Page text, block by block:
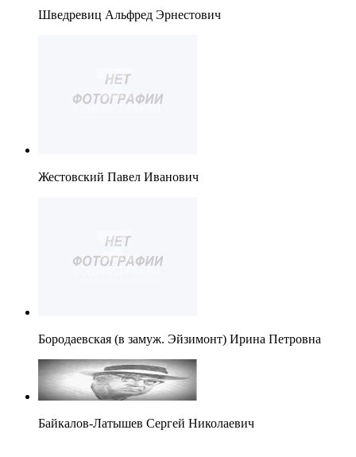
Шведревиц Альфред Эрнестович
Жестовский Павел Иванович
Бородаевская (в замуж. Эйзимонт) Ирина Петровна
Байкалов-Латышев Сергей Николаевич